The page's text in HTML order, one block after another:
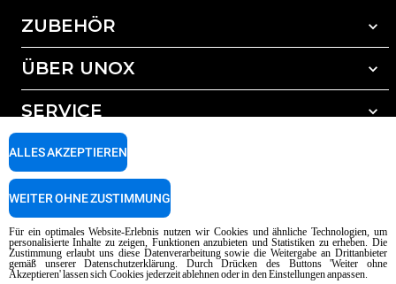
ZUBEHÖR
Gesamtes Zubehör
Wasseraufbereitung mit Kunstharzfiltern
Wasseraufbereitung durch Umkehrosmose
ÜBER UNOX
Unsere Standorte weltweit
SERVICE
Unox garantie
Händler Suche
Copyright 2026 UNOX SpA Alle Rechte vorbehalten. Reg. Imp. Padova n °
04230750285 - REA Padova 372835 - Kap. Soc. 5.000.000 € iv - P.IVA / CF
04230750285 - IT WEEE Reg. No. IT08020000000377
AI Content Disclaimer Privacy policy Cookie policy
Für ein optimales Website-Erlebnis nutzen wir Cookies und ähnliche Technologien, um
personalisierte Inhalte zu zeigen, Funktionen anzubieten und Statistiken zu erheben. Die
Zustimmung erlaubt uns diese Datenverarbeitung sowie die Weitergabe an Drittanbieter
gemäß unserer Datenschutzerklärung. Durch Drücken des Buttons 'Weiter ohne
Akzeptieren' lassen sich Cookies jederzeit ablehnen oder in den Einstellungen anpassen.
ALLES AKZEPTIEREN
WEITER OHNE ZUSTIMMUNG